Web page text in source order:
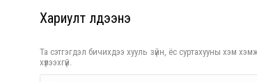
Хариулт үлдээнэ үү
Та сэтгэгдэл бичихдээ хууль зүйн, ёс суртахууны хэм
хүлээхгүй.